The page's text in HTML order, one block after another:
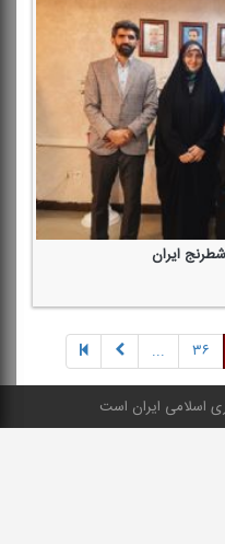
۳۶ ...
اسلامی ایران است